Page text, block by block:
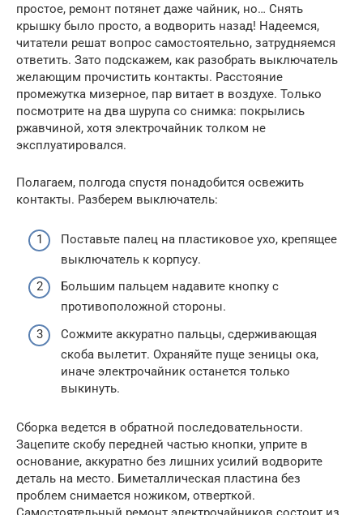
простое, ремонт потянет даже чайник, но… Снять
крышку было просто, а водворить назад! Надеемся,
читатели решат вопрос самостоятельно, затрудняемся
ответить. Зато подскажем, как разобрать выключатель
желающим прочистить контакты. Расстояние
промежутка мизерное, пар витает в воздухе. Только
посмотрите на два шурупа со снимка: покрылись
ржавчиной, хотя электрочайник толком не
эксплуатировался.
Полагаем, полгода спустя понадобится освежить
контакты. Разберем выключатель:
Поставьте палец на пластиковое ухо, крепящее
выключатель к корпусу.
Большим пальцем надавите кнопку с
противоположной стороны.
Сожмите аккуратно пальцы, сдерживающая
скоба вылетит. Охраняйте пуще зеницы ока,
иначе электрочайник останется только
выкинуть.
Сборка ведется в обратной последовательности.
Зацепите скобу передней частью кнопки, уприте в
основание, аккуратно без лишних усилий водворите
деталь на место. Биметаллическая пластина без
проблем снимается ножиком, отверткой.